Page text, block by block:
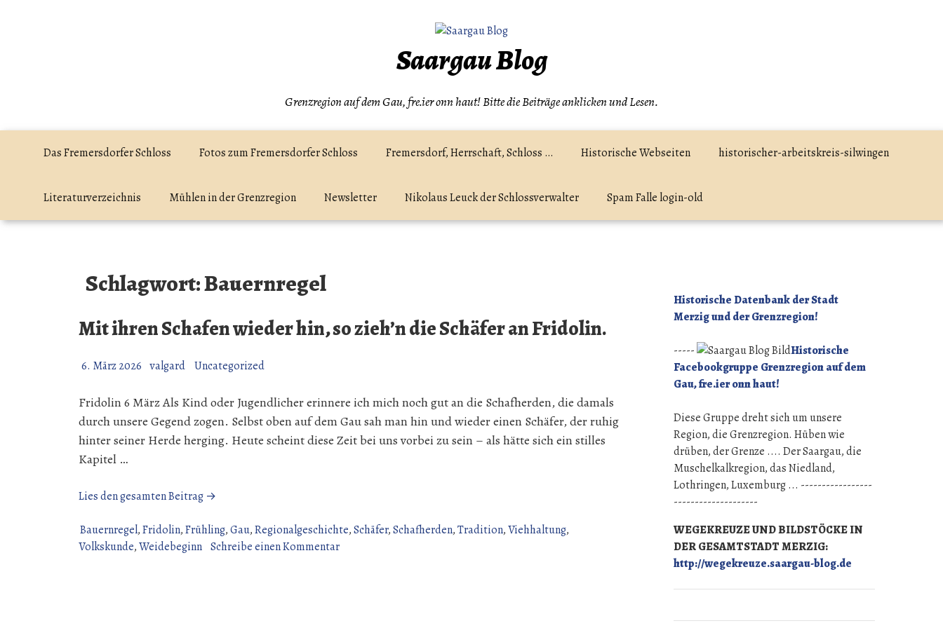
Saargau Blog
Grenzregion auf dem Gau, fre.ier onn haut! Bitte die Beiträge anklicken und Lesen.
Das Fremersdorfer Schloss Fotos zum Fremersdorfer Schloss Fremersdorf, Herrschaft, Schloss … Historische Webseiten historischer-arbeitskreis-silwingen
Literaturverzeichnis Mühlen in der Grenzregion Newsletter Nikolaus Leuck der Schlossverwalter Spam Falle login-old
Schlagwort:Bauernregel
Mit ihren Schafen wieder hin, so zieh’n die Schäfer an Fridolin.
6. März 2026 valgard Uncategorized
Fridolin 6 März Als Kind oder Jugendlicher erinnere ich mich noch gut an die Schafherden, die damals
durch unsere Gegend zogen. Selbst oben auf dem Gau sah man hin und wieder einen Schäfer, der ruhig
hinter seiner Herde herging. Heute scheint diese Zeit bei uns vorbei zu sein – als hätte sich ein stilles
Kapitel …
Lies den gesamten Beitrag →
Schafen
wieder
Bauernregel,Fridolin,Frühling,Gau,Regionalgeschichte,Schäfer,Schafherden,Tradition,Viehhaltung,
Volkskunde,Weidebeginn Schreibe einen Kommentarzu
Historische Datenbank der Stadt
Merzig und der Grenzregion!
-----
Historische
Facebookgruppe Grenzregion auf dem
Gau, fre.ier onn haut!
Diese Gruppe dreht sich um unsere
Region, die Grenzregion. Hüben wie
drüben, der Grenze .... Der Saargau, die
Muschelkalkregion, das Niedland,
Lothringen, Luxemburg ... -----------------
--------------------
WEGEKREUZE UND BILDSTÖCKE IN
DER GESAMTSTADT MERZIG:
http://wegekreuze.saargau-blog.de